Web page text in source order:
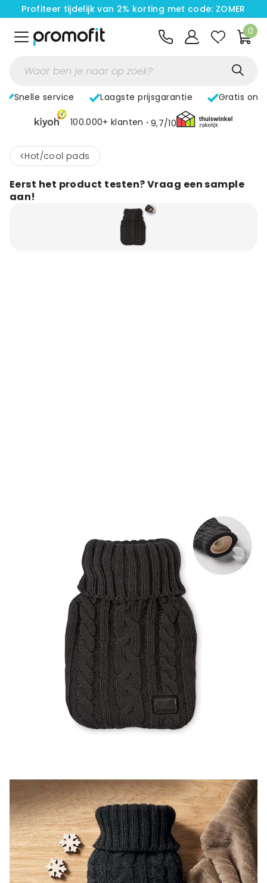
Profiteer tijdelijk van 2% korting met code: ZOMER
0
Snelle service Laagste prijsgarantie Gratis
100.000+ klanten 9,7/10
< Hot/cool pads
Eerst het product testen? Vraag een sample
aan!